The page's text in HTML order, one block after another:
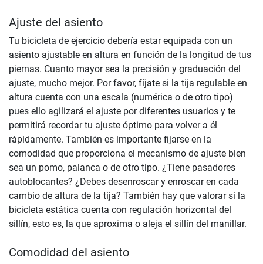
Ajuste del asiento
Tu bicicleta de ejercicio debería estar equipada con un
asiento ajustable en altura en función de la longitud de tus
piernas. Cuanto mayor sea la precisión y graduación del
ajuste, mucho mejor. Por favor, fíjate si la tija regulable en
altura cuenta con una escala (numérica o de otro tipo)
pues ello agilizará el ajuste por diferentes usuarios y te
permitirá recordar tu ajuste óptimo para volver a él
rápidamente. También es importante fijarse en la
comodidad que proporciona el mecanismo de ajuste bien
sea un pomo, palanca o de otro tipo. ¿Tiene pasadores
autoblocantes? ¿Debes desenroscar y enroscar en cada
cambio de altura de la tija? También hay que valorar si la
bicicleta estática cuenta con regulación horizontal del
sillín, esto es, la que aproxima o aleja el sillín del manillar.
Comodidad del asiento